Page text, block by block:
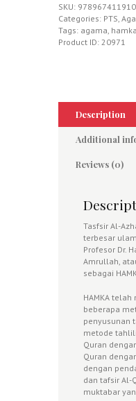
SKU:
Categories: PTS
Tags: agama hamka
Product ID: 20971
Description
Additional
Reviews (0)
Tasfsir Al-
terbesar
Profesor Dr.
Amrullah,
sebagai
HAMKA
beberapa
penyusunan
metode
Quran
Quran
dengan
dan tafsir Al-
muktabar